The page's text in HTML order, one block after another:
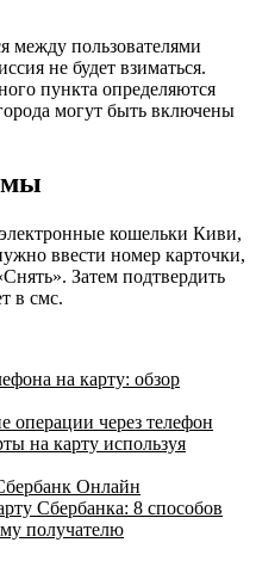
между пользователями
не будет взиматься.
пункта определяются
могут быть включены
кошельки Киви,
ввести номер карточки,
Затем подтвердить
в смс.
на карту: обзор
операции через телефон
на карту используя
Онлайн
Сбербанка: 8 способов
получателю